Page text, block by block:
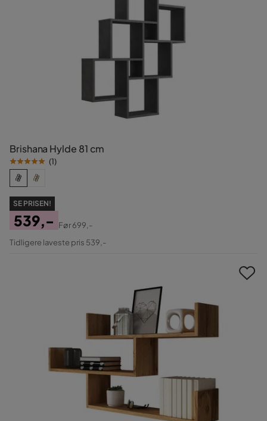
Brishana Hylde 81 cm
(1)
SE PRISEN!
Pris
539,-
Original
Før699,-
Tidligere laveste pris 539,-